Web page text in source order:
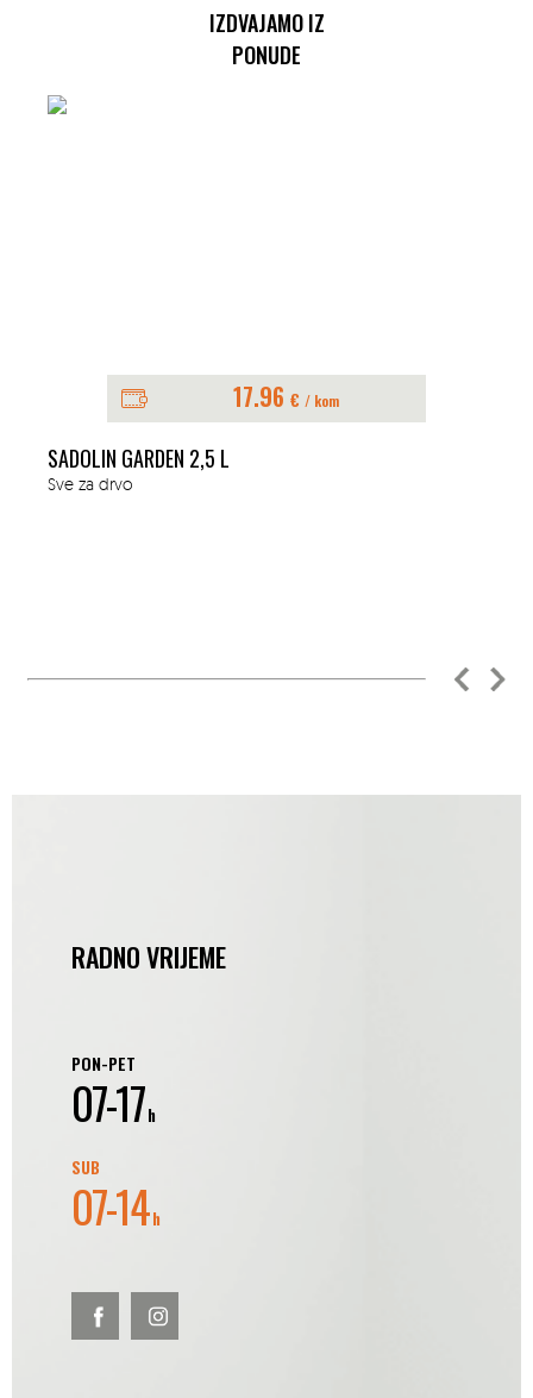
IZDVAJAMO IZ
PONUDE
17.96 € / kom
SADOLIN GARDEN 2,5 L
Sve za drvo
RADNO VRIJEME
PON-PET
07-17h
SUB
07-14h